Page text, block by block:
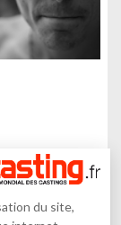
du site,